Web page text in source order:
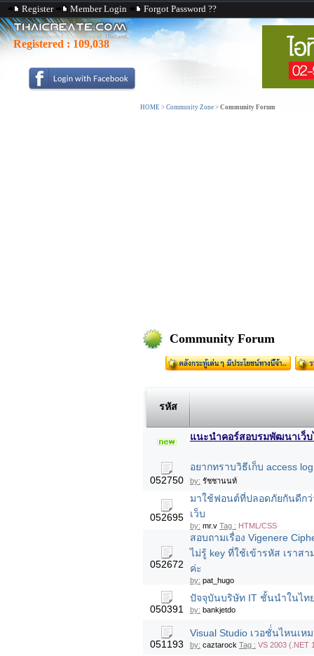
Register Member Login Forgot Password ??
Registered : 109,038
HOME > Community Zone > Community Forum
Community Forum
รหัส
แนะนำคอร์สอบรมพัฒนาเว็บ
052750
อยากทราบวิธีเก็บ access
by: รัชชานนท์
052695
มาใช้ฟอนต์ที่ปลอดภัยกันดีก
เว็บ
by: mr.v Tag : HTML/CSS
052672
สอบถามเรื่อง Vigenere
ไม่รู้ key ที่ใช้เข้ารหัส เราส
ค่ะ
by: pat_hugo
050391
ปัจจุบันบริษัท IT ชั้นนำในไท
by: bankjetdo
051193
Visual Studio เวอชั่่นไหนเ
by: caztarock Tag : VS 2003 (.NET